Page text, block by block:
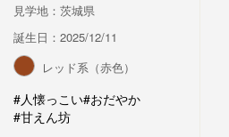
見学地：茨城県
誕生日：2025/12/11
レッド系（赤色）
#人懐っこい#おだやか
#甘えん坊